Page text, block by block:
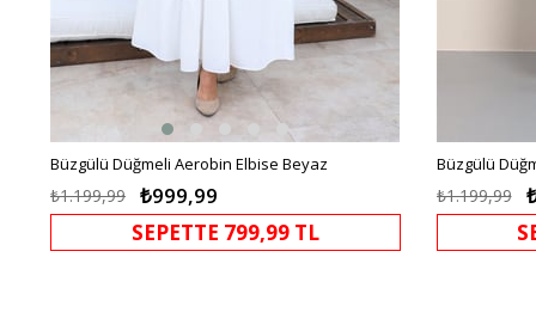
Büzgülü Düğmeli Aerobin Elbise Beyaz
₺999,99
₺1.199,99
SEPETTE 799,99 TL
Büzgülü
₺1.199,99